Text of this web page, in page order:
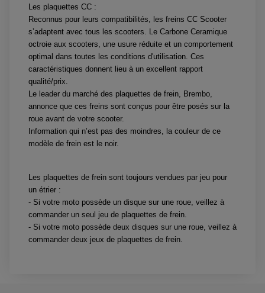
HUILE MOTEUR
PRODUIT D'ENTRETIEN
PARTIE CYCLE
ARAIGNÉE / SUPPORT CARÉNAGE
BULLE / PARE-BRISE
CÂBLE ACCÉLÉRATEUR
CABLE D'EMBRAYAGE
KIT RABAISSEMENT MOTO
KIT STREET BIKE
LEVIER DE FREIN
LEVIER D'EMBRAYAGE
OPTIQUE TYPE ORIGINE
PÉDALE DE FREIN
REPOSE PIED TYPE ORIGINE
PRODUIT D'ENTRETIEN
FILTRE A AIR K&N
HUILE ET LUBRIFIANTS SCOOTER
HUILE SCOOTER
PRODUIT D'ENTRETIEN SCOOTER
PARTIE CYCLE
BULLE / PARE-BRISE
LEVIER DE FREIN
RÉTROVISEUR TYPE ORIGINE
PIÈCE MOTEUR
VARIATEUR SCOOTER
POMPE A ESSENCE
ROULEMENT DE ROUE AVANT
ROULEMENT DE ROUE ARRIÈRE
ROULEMENT D'AMORTISSEUR
ROULEMENT BIELLETTES
ROULEMENT COLONNE DE DIRECTION
ROULEMENT BRAS OSCILLANT
Les plaquettes CC :
Reconnus pour leurs compatibilités, les freins CC Scooter
s’adaptent avec tous les scooters. Le Carbone Ceramique
octroie aux scooters, une usure réduite et un comportement
optimal dans toutes les conditions d'utilisation. Ces
caractéristiques donnent lieu à un excellent rapport
qualité/prix.
Le leader du marché des plaquettes de frein, Brembo,
annonce que ces freins sont conçus pour être posés sur la
roue avant de votre scooter.
Information qui n’est pas des moindres, la couleur de ce
modèle de frein est le noir.
Les plaquettes de frein sont toujours vendues par jeu pour
un étrier :
- Si votre moto possède un disque sur une roue, veillez à
commander un seul jeu de plaquettes de frein.
- Si votre moto possède deux disques sur une roue, veillez à
commander deux jeux de plaquettes de frein.